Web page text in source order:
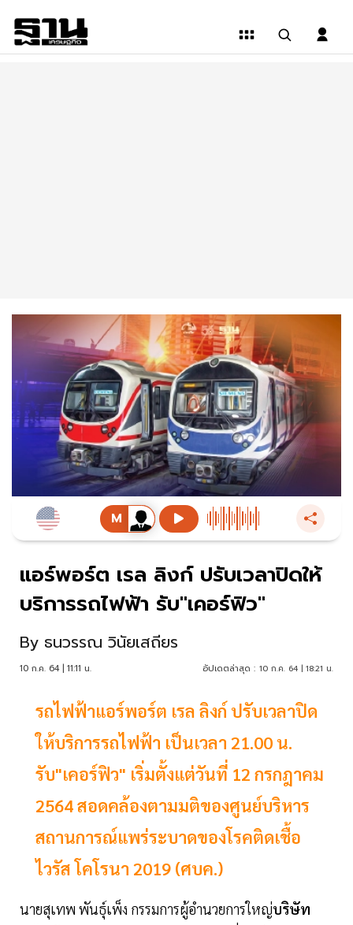
แอร์พอร์ต เรล ลิงก์ ปรับเวลาปิดให้
บริการรถไฟฟ้า รับ"เคอร์ฟิว"
By ธนวรรณ วินัยเสถียร
10 ก.ค. 64 | 11:11 น. อัปเดตล่าสุด : 10 ก.ค. 64 | 18:21 น.
รถไฟฟ้าแอร์พอร์ต เรล ลิงก์ ปรับเวลาปิด
ให้บริการรถไฟฟ้า เป็นเวลา 21.00 น.
รับ"เคอร์ฟิว" เริ่มตั้งแต่วันที่ 12 กรกฎาคม
2564 สอดคล้องตามมติของศูนย์บริหาร
สถานการณ์แพร่ระบาดของโรคติดเชื้อ
ไวรัส โคโรนา 2019 (ศบค.)
นายสุเทพ พันธุ์เพ็ง กรรมการผู้อำนวยการใหญ่บริษัท